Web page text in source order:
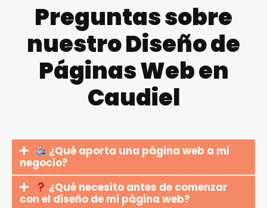
Preguntas sobre
nuestro Diseño de
Páginas Web en
Caudiel
¿Qué aporta una página web a mi
negocio?
¿Qué necesito antes de comenzar
con el diseño de mi página web?